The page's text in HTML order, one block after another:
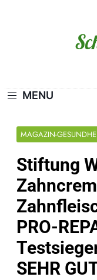
MENU
MAGAZIN-
Stiftung
PRO-
SEHR